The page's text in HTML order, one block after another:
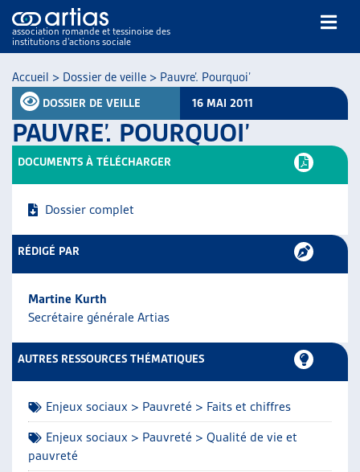
association romande et tessinoise des
institutions d’actions sociale
NOS PUBLICATIONS
ARTICLES
THÉMATIQUES
GUIDE SOCIAL ROMAND
PROJETS ET ACTIVITÉS
JOURNÉES D’AUTOMNE
Accueil > Dossier de veille > Pauvre’. Pourquoi’
DOSSIER DE VEILLE 16 MAI 2011
PAUVRE’. POURQUOI’
DOCUMENTS À TÉLÉCHARGER
Dossier complet
RÉDIGÉ PAR
Martine Kurth
Secrétaire générale Artias
AUTRES RESSOURCES THÉMATIQUES
Enjeux sociaux > Pauvreté > Faits et chiffres
Enjeux sociaux > Pauvreté > Qualité de vie et
pauvreté